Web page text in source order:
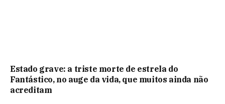
Estado grave: a triste morte de estrela do
Fantástico, no auge da vida, que muitos ainda não
acreditam